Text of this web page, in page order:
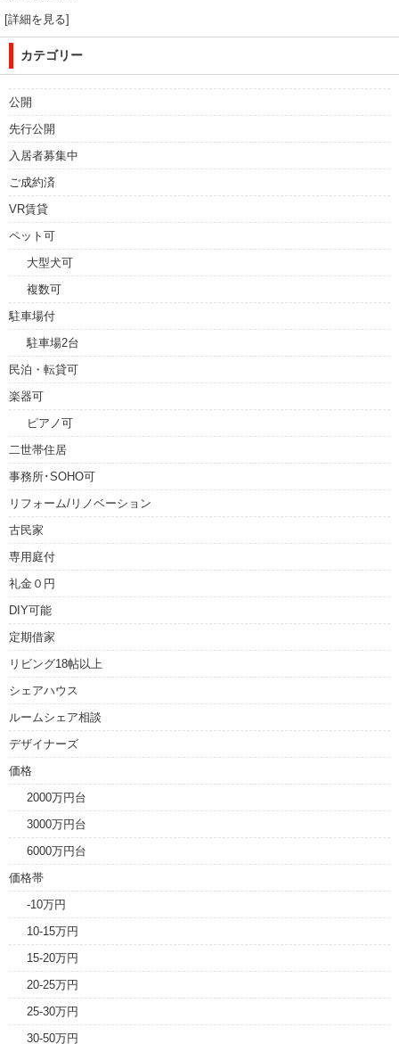
[詳細を見る]
カテゴリー
公開
先行公開
入居者募集中
ご成約済
VR賃貸
ペット可
大型犬可
複数可
駐車場付
駐車場2台
民泊・転貸可
楽器可
ピアノ可
二世帯住居
事務所･SOHO可
リフォーム/リノベーション
古民家
専用庭付
礼金０円
DIY可能
定期借家
リビング18帖以上
シェアハウス
ルームシェア相談
デザイナーズ
価格
2000万円台
3000万円台
6000万円台
価格帯
-10万円
10-15万円
15-20万円
20-25万円
25-30万円
30-50万円